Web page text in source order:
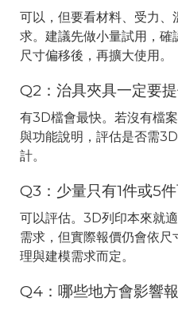
可以，但要看材料、受力
求。建議先做小量試用，
尺寸偏移後，再擴大使用。
Q2：治具夾具一定要
有3D檔會最快。若沒有檔
與功能說明，評估是否需
計。
Q3：少量只有1件或5
可以評估。3D列印本來就
需求，但實際報價仍會依
理與建模需求而定。
Q4：哪些地方會影響